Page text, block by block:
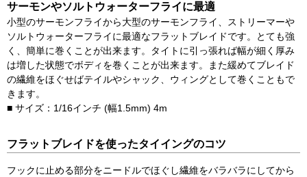
サーモンやソルトウォーターフライに最適
小型のサーモンフライから大型のサーモンフライ、ストリーマーや
ソルトウォーターフライに最適なフラットブレイドです。とても強
く、簡単に巻くことが出来ます。タイトに引っ張れば幅が細く厚み
は増した状態でボディを巻くことが出来ます。また緩めてブレイド
の繊維をほぐせばテイルやシャック、ウィングとして巻くこともで
きます。
■ サイズ：1/16インチ (幅1.5mm) 4m
フラットブレイドを使ったタイイングのコツ
フックに止める部分をニードルでほぐし繊維をバラバラにしてから